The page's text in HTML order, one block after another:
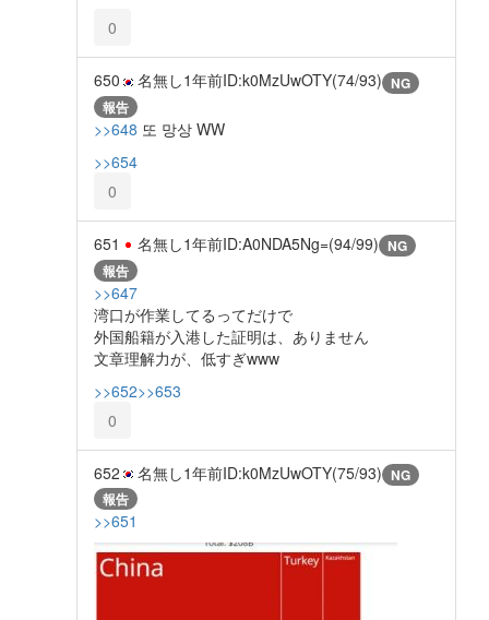
0
650 名無し1年前ID:k0MzUwOTY(74/93) NG
報告
>>648 또 망상 WW
>>654
0
651 名無し1年前ID:A0NDA5Ng=(94/99) NG
報告
>>647
湾口が作業してるってだけで
外国船籍が入港した証明は、ありません
文章理解力が、低すぎwww
>>652>>653
0
652 名無し1年前ID:k0MzUwOTY(75/93) NG
報告
>>651